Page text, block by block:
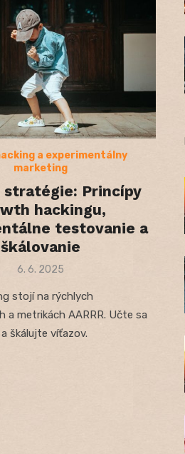
a experimentálny
marketing
stratégie: Princípy
hackingu,
testovanie a
škálovanie
Posted
6. 6. 2025
stojí na rýchlych
a metrikách AARRR. Učte sa
škálujte víťazov.